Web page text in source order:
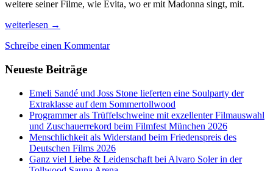
weitere seiner Filme, wie Evita, wo er mit Madonna singt, mit.
Welche
Highlights
das
München
weiterlesen →
Schreibe einen Kommentar
Neueste Beiträge
Emeli Sandé und Joss Stone lieferten eine Soulparty der
Extraklasse auf dem Sommertollwood
Programmer als Trüffelschweine mit exzellenter Filmauswahl
und Zuschauerrekord beim Filmfest München 2026
Menschlichkeit als Widerstand beim Friedenspreis des
Deutschen Films 2026
Ganz viel Liebe & Leidenschaft bei Alvaro Soler in der